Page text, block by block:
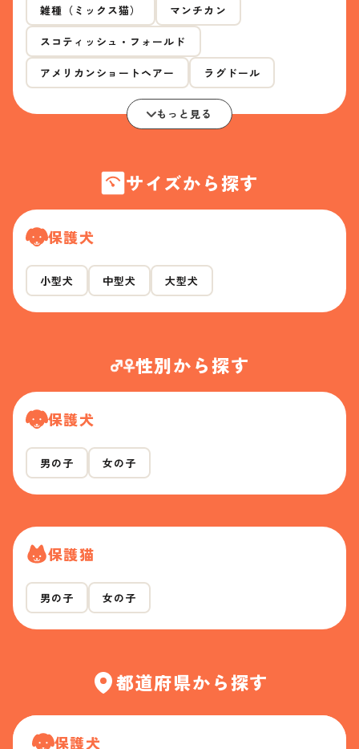
雑種（ミックス猫） マンチカン
スコティッシュ・フォールド
アメリカンショートヘアー ラグドール
もっと見る
サイズから探す
保護犬
小型犬 中型犬 大型犬
性別から探す
保護犬
男の子 女の子
保護猫
男の子 女の子
都道府県から探す
保護犬